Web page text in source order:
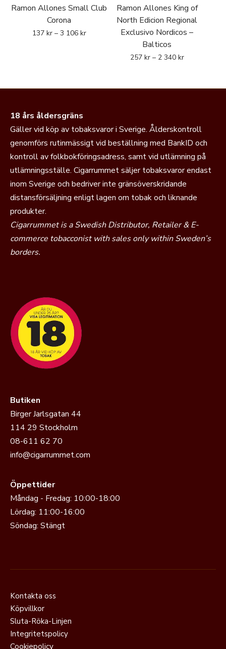
Ramon Allones Small Club
Corona
137 kr – 3 106 kr
Ramon Allones King of
North Edicion Regional
Exclusivo Nordicos –
Balticos
257 kr – 2 340 kr
18 års åldersgräns
Gäller vid köp av tobaksvaror i Sverige. Ålderskontroll
genomförs rutinmässigt vid beställning med BankID och
kontroll av folkbokföringsadress, samt vid utlämning på
utlämningsställe. Cigarrummet säljer tobaksvaror endast
inom Sverige och bedriver inte gränsöverskridande
distansförsäljning enligt lagen om tobak och liknande
produkter.
Cigarrummet is a Swedish Distributor, Retailer & E-
commerce tobacconist with sales only within Sweden’s
borders.
Butiken
Birger Jarlsgatan 44
114 29 Stockholm
08-611 62 70
info@cigarrummet.com
Öppettider
Måndag - Fredag: 10:00-18:00
Lördag: 11:00-16:00
Söndag: Stängt
Kontakta oss
Köpvillkor
Sluta-Röka-Linjen
Integritetspolicy
Cookiepolicy